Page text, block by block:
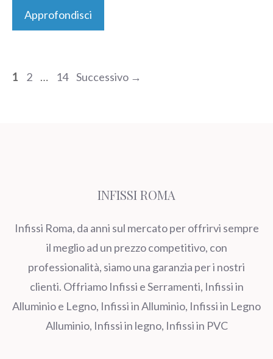
Approfondisci
Pagina
1 Pagina
2 … Pagina
14 Successivo →
INFISSI ROMA
Infissi Roma, da anni sul mercato per offrirvi sempre
il meglio ad un prezzo competitivo, con
professionalità, siamo una garanzia per i nostri
clienti. Offriamo Infissi e Serramenti, Infissi in
Alluminio e Legno, Infissi in Alluminio, Infissi in Legno
Alluminio, Infissi in legno, Infissi in PVC